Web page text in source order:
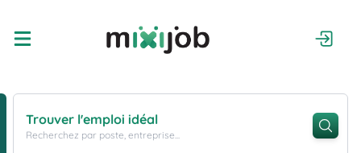
Trouver l'emploi idéal
Recherchez par poste, entreprise...